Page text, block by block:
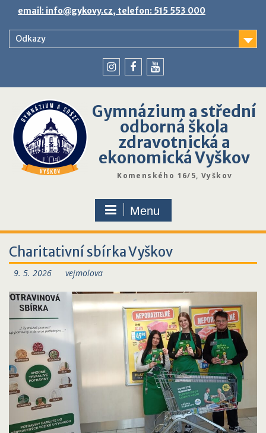
content
email: info@gykovy.cz, telefon: 515 553 000
Odkazy
Gymnázium a střední
odborná škola
zdravotnická a
ekonomická Vyškov
Komenského 16/5, Vyškov
Menu
Charitativní sbírka Vyškov
9. 5. 2026 vejmolova